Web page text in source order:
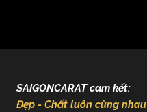
SAIGONCARAT cam kết:
Đẹp - Chất luôn cùng nhau